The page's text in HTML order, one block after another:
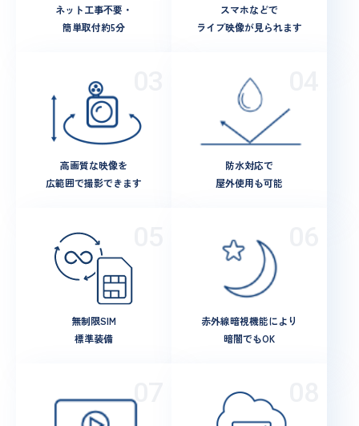
ネット工事不要・
簡単取付約5分
スマホなどで
ライブ映像が見られます
高画質な映像を
広範囲で撮影できます
防水対応で
屋外使用も可能
無制限SIM
標準装備
赤外線暗視機能により
暗闇でもOK